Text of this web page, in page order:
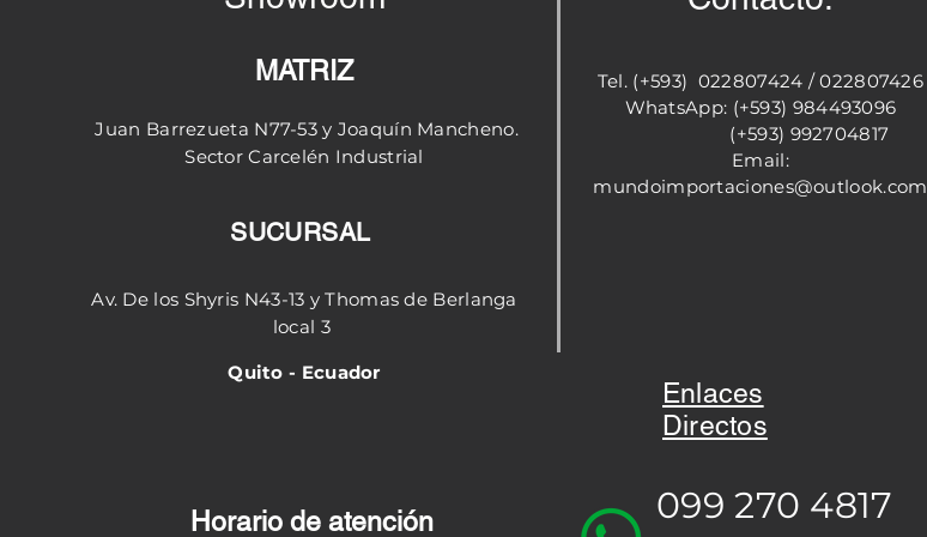
MATRIZ
Juan Barrezueta N77-53 y Joaquín Mancheno.
SectorCarcelén Industrial
SUCURSAL
Av. De los Shyris N43-13 y Thomas de Berlanga
local 3
Quito - Ecuador
Horario de atención
Tel. (+593) 022807424 / 022807426
WhatsApp: (+593) 984493096
(+593) 992704817
Email:
mundoimportaciones@outlook.com
Enlaces
Directos
099 270 4817